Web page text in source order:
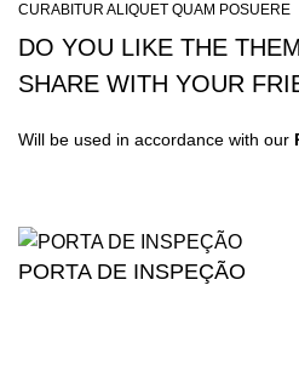
CURABITUR ALIQUET QUAM POSUERE
DO YOU LIKE THE
SHARE WITH YOUR
Will be used in accordance with our
PORTA DE INSPEÇÃO